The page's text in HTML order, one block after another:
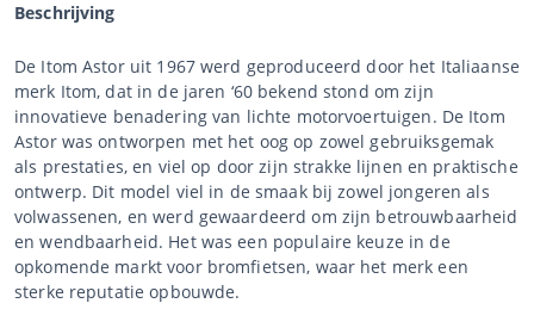
Beschrijving
De Itom Astor uit 1967 werd geproduceerd door het Italiaanse
merk Itom, dat in de jaren ‘60 bekend stond om zijn
innovatieve benadering van lichte motorvoertuigen. De Itom
Astor was ontworpen met het oog op zowel gebruiksgemak
als prestaties, en viel op door zijn strakke lijnen en praktische
ontwerp. Dit model viel in de smaak bij zowel jongeren als
volwassenen, en werd gewaardeerd om zijn betrouwbaarheid
en wendbaarheid. Het was een populaire keuze in de
opkomende markt voor bromfietsen, waar het merk een
sterke reputatie opbouwde.